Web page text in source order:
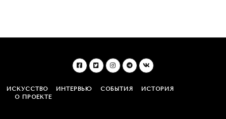
ИСКУССТВО ИНТЕРВЬЮ СОБЫТИЯ
ИСТОРИЯ
О ПРОЕКТЕ